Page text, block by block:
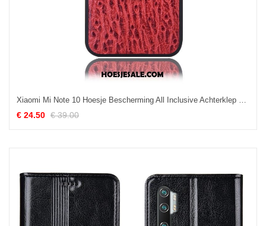
Xiaomi Mi Note 10 Hoesje Bescherming All Inclusive Achterklep Echt Leer Auto Sale
€ 24.50 € 39.00